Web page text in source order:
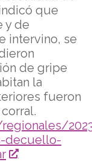
que
y de
intervino, se
de gripe
la
fueron
decuello-